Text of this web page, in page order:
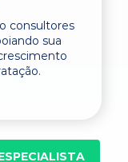
consultores
sua